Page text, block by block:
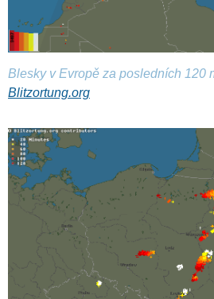
Blesky v Evropě za posledních 120
Blitzortung.org